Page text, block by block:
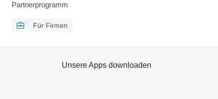
Partnerprogramm
Für Firmen
Unsere Apps downloaden